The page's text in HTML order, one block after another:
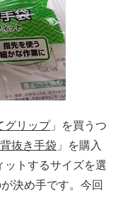
グリップ」を買うつ
抜き手袋 」を購入
ットするサイズを選
決め手です。今回